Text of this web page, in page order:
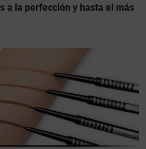
a la perfección y hasta el más